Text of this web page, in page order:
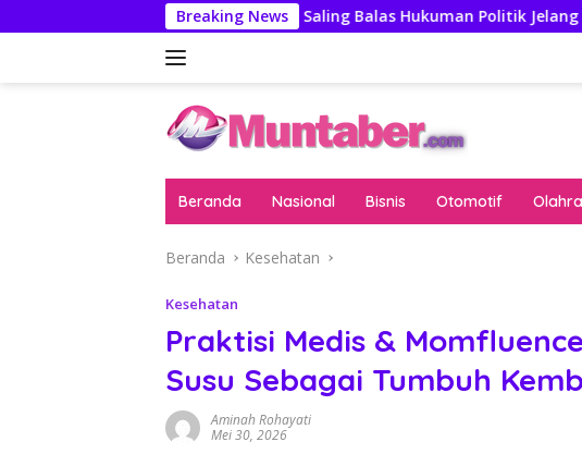
ke
Breaking News
AS-China Saling Balas Hukuman Politik Jelang Pertemuan Trump
Beranda Nasional Bisnis Otomotif
Beranda Kesehatan
Kesehatan
Praktisi Medis &
Susu Sebagai Tumbuh
Aminah Rohayati
Mei 30, 2026